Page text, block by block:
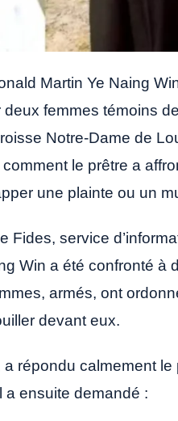
Martin Ye Naing
femmes témoins
Notre-Dame de
le prêtre a
une plainte ou un
Fides, service
Win a été confronté à
armés, ont
devant eux.
a répondu calmement
a ensuite demandé :